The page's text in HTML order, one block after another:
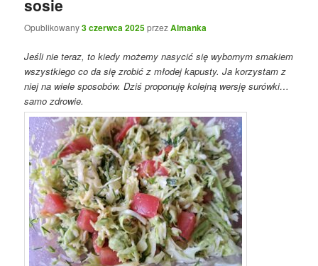
sosie
Opublikowany3 czerwca 2025przezAlmanka
Jeśli nie teraz, to kiedy możemy nasycić się wybornym smakiem
wszystkiego co da się zrobić z młodej kapusty. Ja korzystam z
niej na wiele sposobów. Dziś proponuję kolejną wersję surówki…
samo zdrowie.